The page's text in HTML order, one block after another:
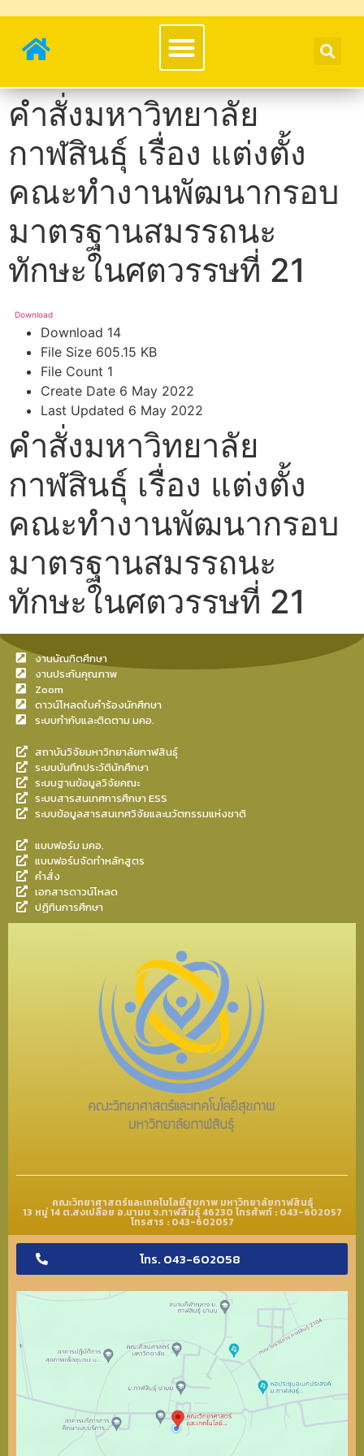
คำสั่งมหาวิทยาลัย
กาฬสินธุ์ เรื่อง แต่งตั้ง
คณะทำงานพัฒนากรอบ
มาตรฐานสมรรถนะ
ทักษะในศตวรรษที่ 21
Download
Download 14
File Size 605.15 KB
File Count 1
Create Date 6 May 2022
Last Updated 6 May 2022
คำสั่งมหาวิทยาลัย
กาฬสินธุ์ เรื่อง แต่งตั้ง
คณะทำงานพัฒนากรอบ
มาตรฐานสมรรถนะ
ทักษะในศตวรรษที่ 21
งานบัณฑิตศึกษา
งานประกันคุณภาพ
Zoom
ดาวน์โหลดใบคำร้องนักศึกษา
ระบบกำกับและติดตาม มคอ.
สถาบันวิจัยมหาวิทยาลัยกาฬสินธุ์
ระบบบันทึกประวัตินักศึกษา
ระบบฐานข้อมูลวิจัยคณะ
ระบบสารสนเทศการศึกษา ESS
ระบบข้อมูลสารสนเทศวิจัยและนวัตกรรมแห่งชาติ
แบบฟอร์ม มคอ.
แบบฟอร์มจัดทำหลักสูตร
คำสั่ง
เอกสารดาวน์โหลด
ปฎิทินการศึกษา
คณะวิทยาศาสตร์และเทคโนโลยีสุขภาพ มหาวิทยาลัยกาฬสินธุ์
13 หมู่ 14 ต.สงเปลือย อ.นามน จ.กาฬสินธุ์ 46230 โทรศัพท์ : 043-602057
โทรสาร : 043-602057
โทร. 043-602058